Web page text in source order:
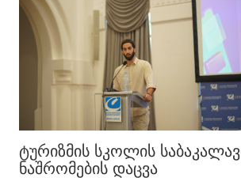
ᲢᲣᲠᲘᲖᲛᲘᲡ ᲡᲙᲝᲚᲘᲡ
ᲜᲐᲨᲠᲝᲛᲔᲑᲘᲡ ᲓᲐᲪᲕᲐ